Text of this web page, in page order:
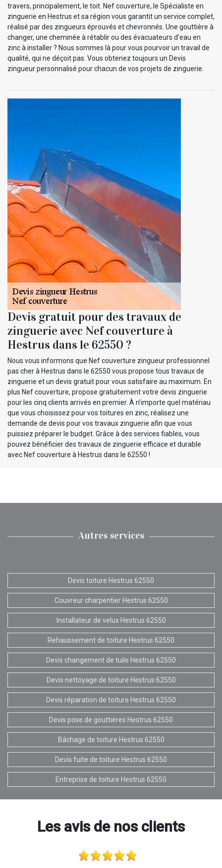
travers, principalement, le toit. Nef couverture, le Spécialiste en
zinguerie en Hestrus et sa région vous garantit un service complet,
réalisé par des zingueurs éprouvés et chevronnés. Une gouttière à
changer, une cheminée à rétablir ou des évacuateurs d’eau en
zinc à installer ? Nous sommes là pour vous pourvoir un travail de
qualité, qui ne déçoit pas. Vous obtenez toujours un Devis
zingueur personnalisé pour chacun de vos projets de zinguerie.
Devis gratuit pour des travaux de
zinguerie avec Nef couverture à
Hestrus dans le 62550 ?
Nous vous informons que Nef couverture zingueur professionnel
pas cher à Hestrus dans le 62550 vous propose tous travaux de
zinguerie et un devis gratuit pour vous satisfaire au maximum. En
plus Nef couverture, propose gratuitement votre devis zinguerie
pour les cinq clients arrivés en premier. À n’importe quel matériau
que vous choisissez pour vos toitures en zinc, réalisez une
demande de devis pour vos travaux zinguerie afin que vous
puissiez préparer le budget. Grâce à des services fiables, vous
pouvez bénéficier des travaux de zinguerie efficace et durable
avec Nef couverture à Hestrus dans le 62550 !
Autres services
Devis toiture Hestrus 62550
Couvreur charpentier Hestrus 62550
Installateur de velux Hestrus 62550
Rehaussement de toiture Hestrus 62550
Devis changement de tuile Hestrus 62550
Devis nettoyage de toiture Hestrus 62550
Devis réparation de toiture Hestrus 62550
Devis pose de gouttières Hestrus 62550
Bâchage de toiture Hestrus 62550
Devis fuite de toiture Hestrus 62550
Entreprise de toiture Hestrus 62550
Les avis de nos clients